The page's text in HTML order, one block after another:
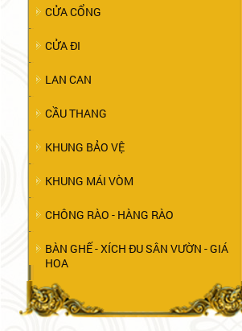
CỬA CỔNG
CỬA ĐI
LAN CAN
CẦU THANG
KHUNG BẢO VỆ
KHUNG MÁI VÒM
CHÔNG RÀO - HÀNG RÀO
BÀN GHẾ - XÍCH ĐU SÂN VƯỜN - GIÁ
HOA
TRANG TRÍ NỘI NGOẠI THẤT